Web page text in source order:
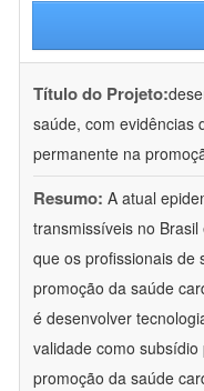
Título do Projeto:
saúde, com evidências
permanente na
Resumo: A atual
transmissíveis no
que os profissionais de
promoção da saúde
é desenvolver
validade como
promoção da saúde